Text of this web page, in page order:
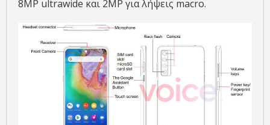
8MP ultrawide και 2MP για λήψεις macro.